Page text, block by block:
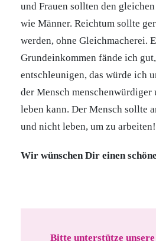
und Frauen sollten den
wie Männer. Reichtum sollte
werden, ohne Gleichmacherei.
Grundeinkommen fände ich
entschleunigen, das würde ich
der Mensch menschenwürdiger
leben kann. Der Mensch sollte
und nicht leben, um zu arbeiten!
Wir wünschen Dir einen
Bitte unterstütze